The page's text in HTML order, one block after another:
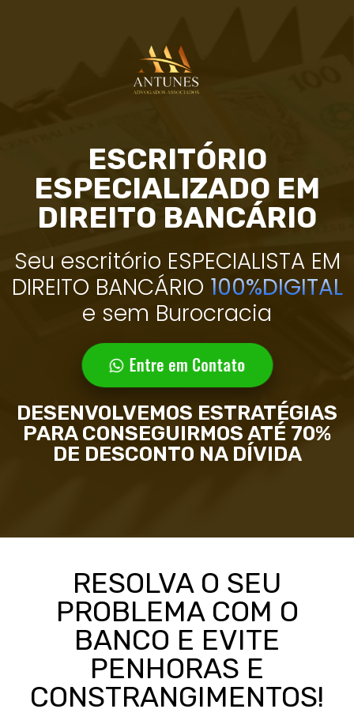
ESCRITÓRIO
ESPECIALIZADO EM
DIREITO BANCÁRIO
Seu escritório ESPECIALISTA EM
DIREITO BANCÁRIO 100%DIGITAL
e sem Burocracia
Entre em Contato
DESENVOLVEMOS ESTRATÉGIAS
PARA CONSEGUIRMOS ATÉ 70%
DE DESCONTO NA DÍVIDA
RESOLVA O SEU
PROBLEMA COM O
BANCO E EVITE
PENHORAS E
CONSTRANGIMENTOS!